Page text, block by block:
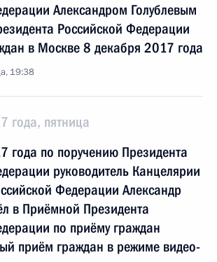
Александром Голублевым
Российской Федерации
в Москве 8 декабря 2017 года
19:38
года, пятница
года по поручению Президента
руководитель Канцелярии
Федерации Александр
в Приёмной Президента
по приёму граждан
приём граждан в режиме видео-